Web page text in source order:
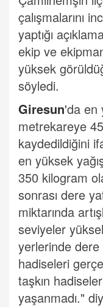
çalışmalarını
yaptığı
ekip ve
yüksek
söyledi.
Giresun'da en
metrekareye
kaydedildiğini
en yüksek
350 kilogram
sonrası dere
miktarında
seviyeler
yerlerinde dere
hadiseleri
taşkın
yaşanmadı."